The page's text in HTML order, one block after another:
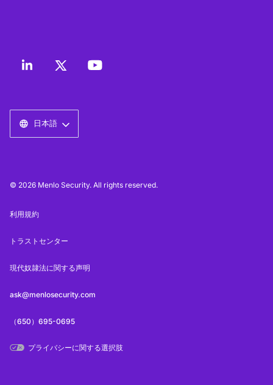
日本語
© 2026 Menlo Security. All rights reserved.
利用規約
トラストセンター
現代奴隷法に関する声明
ask@menlosecurity.com
（650）695-0695
プライバシーに関する選択肢